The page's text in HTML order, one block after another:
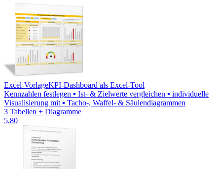
Excel-VorlageKPI-Dashboard als Excel-Tool
Kennzahlen festlegen ▪ Ist- & Zielwerte vergleichen ▪ individuelle
Visualisierung mit ▪ Tacho-, Waffel- & Säulendiagrammen
3 Tabellen + Diagramme
5,80